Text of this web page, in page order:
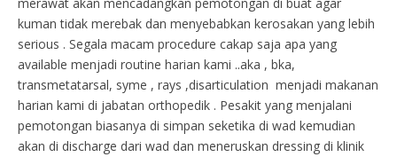
kuman tidak merebak dan menyebabkan kerosakan yang lebih
serious . Segala macam procedure cakap saja apa yang
available menjadi routine harian kami ..aka , bka,
transmetatarsal, syme , rays ,disarticulation menjadi makanan
harian kami di jabatan orthopedik . Pesakit yang menjalani
pemotongan biasanya di simpan seketika di wad kemudian
akan di discharge dari wad dan meneruskan dressing di klinik